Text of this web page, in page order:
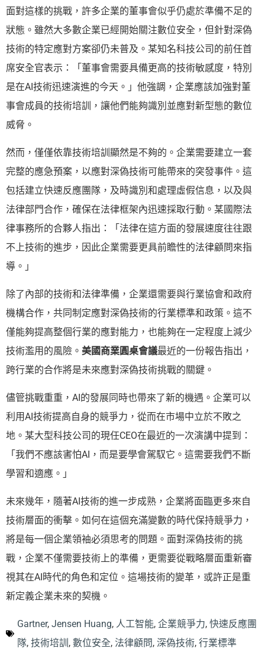
面對這樣的挑戰，許多企業的董事會似乎仍處於準備不足的
狀態。雖然大多數企業已經開始關注數位安全，但針對深偽
技術的特定應對方案卻仍未普及。某知名科技公司的前任首
席安全官表示：「董事會需要具備更高的技術敏感度，特別
是在AI技術迅速演進的今天。」他強調，企業應該加強對董
事會成員的技術培訓，讓他們能夠識別並應對新型態的數位
威脅。
然而，僅僅依靠技術培訓顯然是不夠的。企業需要建立一套
完整的應急預案，以應對深偽技術可能帶來的突發事件。這
包括建立快速反應團隊，及時識別和處理虛假信息，以及與
法律部門合作，確保在法律框架內迅速採取行動。某國際法
律事務所的合夥人指出：「法律在這方面的發展速度往往跟
不上技術的進步，因此企業需要更具前瞻性的法律顧問來指
導。」
除了內部的技術和法律準備，企業還需要與行業協會和政府
機構合作，共同制定應對深偽技術的行業標準和政策。這不
僅能夠提高整個行業的應對能力，也能夠在一定程度上減少
技術濫用的風險。 美國商業圓桌會議最近的一份報告指出，
跨行業的合作將是未來應對深偽技術挑戰的關鍵。
儘管挑戰重重，AI的發展同時也帶來了新的機遇。企業可以
利用AI技術提高自身的競爭力，從而在市場中立於不敗之
地。某大型科技公司的現任CEO在最近的一次演講中提到：
「我們不應該害怕AI，而是要學會駕馭它。這需要我們不斷
學習和適應。」
未來幾年，隨著AI技術的進一步成熟，企業將面臨更多來自
技術層面的衝擊。如何在這個充滿變數的時代保持競爭力，
將是每一個企業領袖必須思考的問題。面對深偽技術的挑
戰，企業不僅需要技術上的準備，更需要從戰略層面重新審
視其在AI時代的角色和定位。這場技術的變革，或許正是重
新定義企業未來的契機。
Gartner, Jensen Huang, 人工智能, 企業競爭力, 快速反應團
隊, 技術培訓 , 數位安全, 法律顧問, 深偽技術, 行業標準